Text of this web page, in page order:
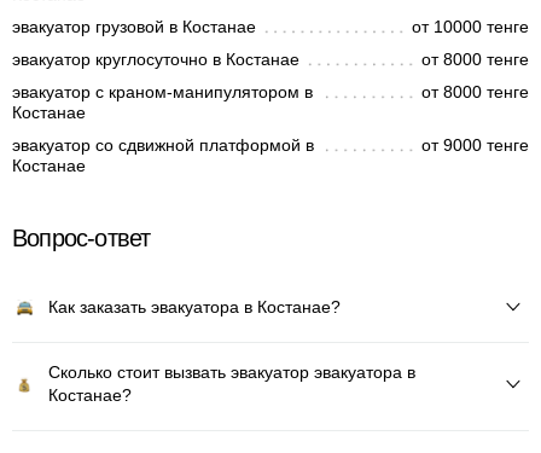
эвакуатор грузовой в Костанае
от 10000 тенге
эвакуатор круглосуточно в Костанае
от 8000 тенге
эвакуатор с краном-манипулятором в
Костанае
от 8000 тенге
эвакуатор со сдвижной платформой в
Костанае
от 9000 тенге
Вопрос-ответ
Как заказать эвакуатора в Костанае?
Сколько стоит вызвать эвакуатор эвакуатора в
Костанае?